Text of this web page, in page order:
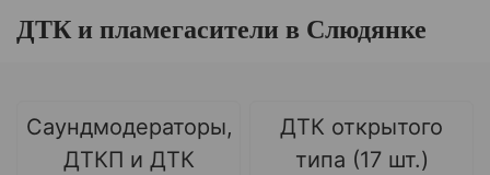
ДТК и пламегасители в Слюдянке
Саундмодераторы,
ДТКП и ДТК
ДТК открытого
типа (17 шт.)